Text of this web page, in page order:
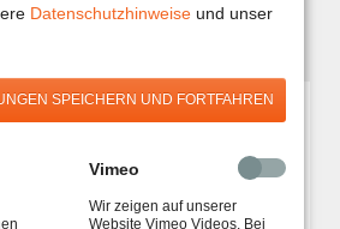
Datenschutzhinweise und unser
SPEICHERN UND FORTFAHREN
Vimeo
Wir zeigen auf unserer
Website Vimeo Videos. Bei